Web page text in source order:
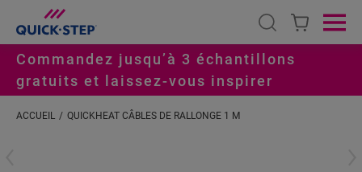
Open search
Commandez jusqu’à 3 échantillons
gratuits et laissez-vous inspirer
ACCUEIL QUICKHEAT CÂBLES DE RALLONGE 1 M